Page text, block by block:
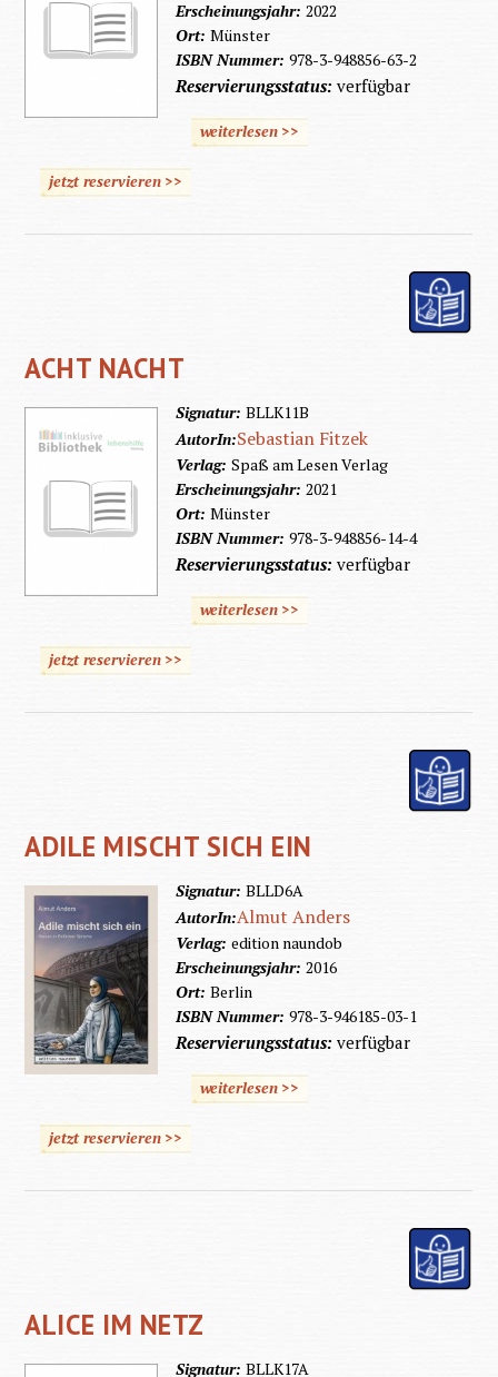
Erscheinungsjahr: 2022
Ort: Münster
ISBN Nummer: 978-3-948856-63-2
Reservierungsstatus: verfügbar
weiterlesen >>
jetzt reservieren >>
ACHT NACHT
Signatur: BLLK11B
AutorIn:Sebastian Fitzek
Verlag: Spaß am Lesen Verlag
Erscheinungsjahr: 2021
Ort: Münster
ISBN Nummer: 978-3-948856-14-4
Reservierungsstatus: verfügbar
weiterlesen >>
jetzt reservieren >>
ADILE MISCHT SICH EIN
Signatur: BLLD6A
AutorIn:Almut Anders
Verlag: edition naundob
Erscheinungsjahr: 2016
Ort: Berlin
ISBN Nummer: 978-3-946185-03-1
Reservierungsstatus: verfügbar
weiterlesen >>
jetzt reservieren >>
ALICE IM NETZ
Signatur: BLLK17A